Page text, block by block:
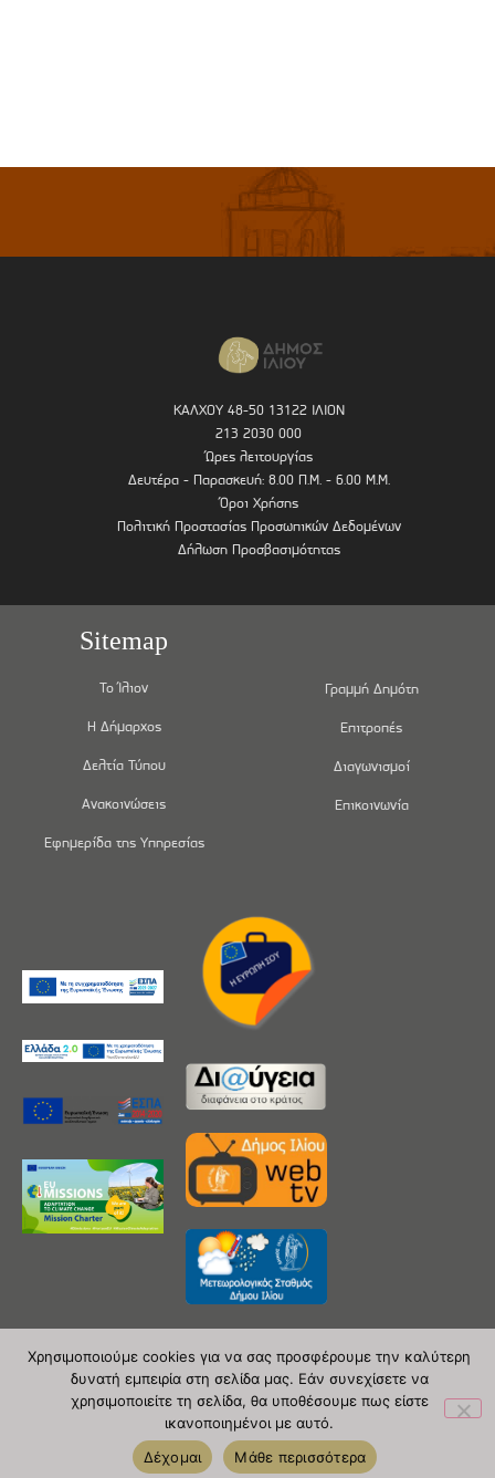
ΚΑΛΧΟΥ 48-50 13122 ΙΛΙΟΝ
213 2030 000
Ώρες λειτουργίας
Δευτέρα - Παρασκευή: 8.00 Π.Μ. - 6.00 Μ.Μ.
Όροι Χρήσης
Πολιτική Προστασίας Προσωπικών Δεδομένων
Δήλωση Προσβασιμότητας
Sitemap
Το Ίλιον
Η Δήμαρχος
Δελτία Τύπου
Ανακοινώσεις
Εφημερίδα της Υπηρεσίας
Γραμμή Δημότη
Επιτροπές
Διαγωνισμοί
Επικοινωνία
Copyright 2020 © Δήμος Ιλίου
| powered by Evolutionprojects
Χρησιμοποιούμε cookies για να σας προσφέρουμε την καλύτερη
δυνατή εμπειρία στη σελίδα μας. Εάν συνεχίσετε να
χρησιμοποιείτε τη σελίδα, θα υποθέσουμε πως είστε
ικανοποιημένοι με αυτό.
Δέχομαι
Μάθε περισσότερα